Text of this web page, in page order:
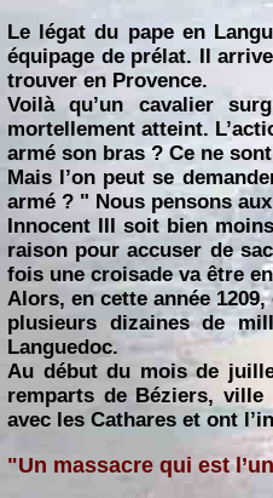
Le légat du pape en
équipage de prélat. Il
trouver en Provence.
Voilà qu’un cavalier
mortellement atteint.
armé son bras ? Ce ne
Mais l’on peut se
armé ? " Nous pensons
Innocent III soit bien
raison pour accuser de
fois une croisade va être
Alors, en cette année
plusieurs dizaines de
Languedoc.
Au début du mois de
remparts de Béziers,
avec les Cathares et ont
"Un massacre qui est